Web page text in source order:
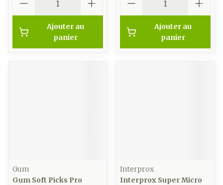
Ajouter au
panier
Ajouter au
panier
Gum
Gum Soft Picks Pro
Interprox
Interprox Super Micro